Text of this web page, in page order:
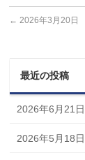
← 2026年3月20日
最近の投稿
2026年6月21日
2026年5月18日